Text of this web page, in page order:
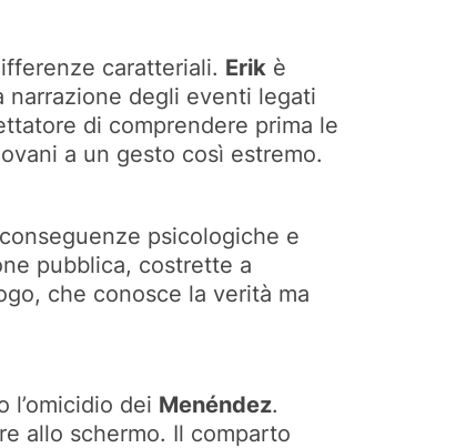
caratteriali. Erik è
narrazione degli eventi legati
di comprendere prima le
a un gesto così estremo.
psicologiche e
pubblica, costrette a
che conosce la verità ma
l’omicidio dei Menéndez.
allo schermo. Il comparto